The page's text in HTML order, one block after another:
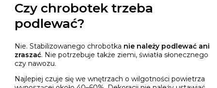
Czy chrobotek trzeba
podlewać?
Nie. Stabilizowanego chrobotka nie należy podlewać ani
zraszać. Nie potrzebuje także ziemi, światła słonecznego
czy nawozu.
Najlepiej czuje się we wnętrzach o wilgotności powietrza